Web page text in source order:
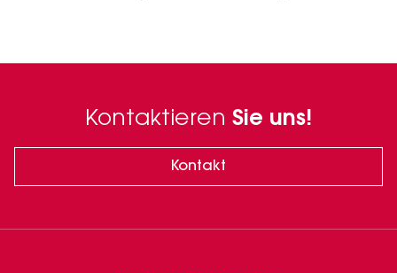
Kontaktieren Sie uns!
Kontakt